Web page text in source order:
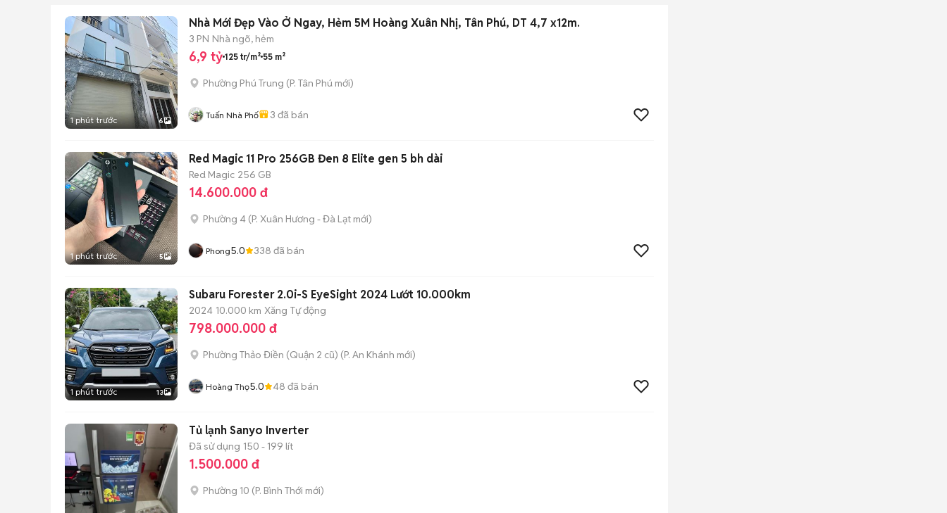
1 phút trước 6
Nhà Mới Đẹp Vào Ở Ngay, Hẻm 5M Hoàng Xuân Nhị, Tân Phú, DT 4,7 x12m.
3 PN Nhà ngõ, hẻm
6,9 tỷ 125 tr/m² 55 m²
Phường Phú Trung (P. Tân Phú mới)
Tuấn Nhà Phố 3 đã bán
1 phút trước 5
Red Magic 11 Pro 256GB Đen 8 Elite gen 5 bh dài
Red Magic 256 GB
14.600.000 đ
Phường 4 (P. Xuân Hương - Đà Lạt mới)
Phong5.0 338 đã bán
1 phút trước 13
Subaru Forester 2.0i-S EyeSight 2024 Lướt 10.000km
2024 10.000 km Xăng Tự động
798.000.000 đ
Phường Thảo Điền (Quận 2 cũ) (P. An Khánh mới)
Hoàng Thọ5.0 48 đã bán
Tủ lạnh Sanyo Inverter
Đã sử dụng 150 - 199 lít
1.500.000 đ
Phường 10 (P. Bình Thới mới)